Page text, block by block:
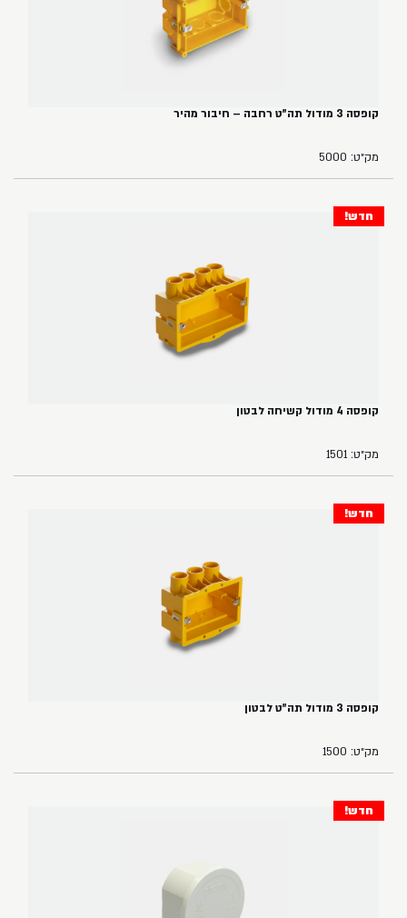
קופסה 3 מודול תה"ט רחבה – חיבור מהיר
מק״ט: 5000
חדש!
קופסה 4 מודול קשיחה לבטון
מק״ט: 1501
חדש!
קופסה 3 מודול תה"ט לבטון
מק״ט: 1500
חדש!